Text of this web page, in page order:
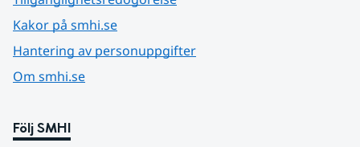
Kakor på smhi.se
Hantering av personuppgifter
Om smhi.se
Följ SMHI